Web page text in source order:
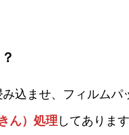
込ませ、フィルム
ん）処理してありま